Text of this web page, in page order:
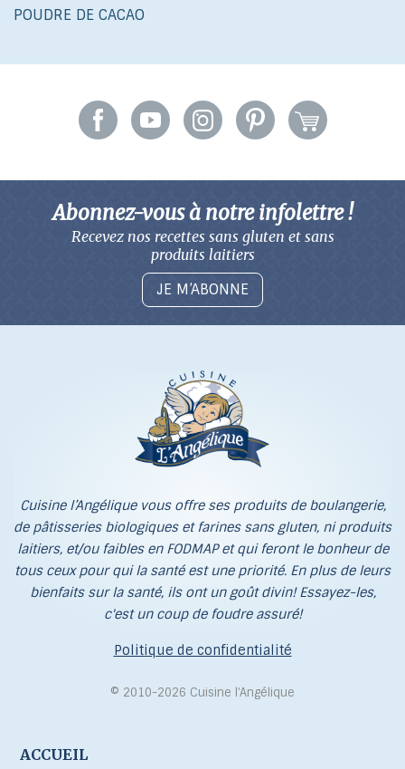
POUDRE DE CACAO
Abonnez-vous à notre infolettre !
Recevez nos recettes sans gluten et sans
produits laitiers
JE M’ABONNE
Cuisine l’Angélique vous offre ses produits de boulangerie,
de pâtisseries biologiques et farines sans gluten, ni produits
laitiers, et/ou faibles en FODMAP et qui feront le bonheur de
tous ceux pour qui la santé est une priorité. En plus de leurs
bienfaits sur la santé, ils ont un goût divin! Essayez-les,
c'est un coup de foudre assuré!
Politique de confidentialité
© 2010-2026 Cuisine l’Angélique
ACCUEIL